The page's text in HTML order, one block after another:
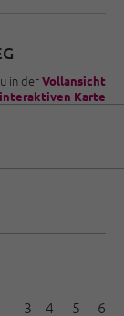
in derVollansicht
Karte
3
4
5
6